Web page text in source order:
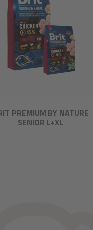
PREMIUM BY NATURE
SENIOR L+XL